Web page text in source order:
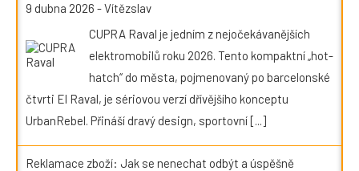
9 dubna 2026 -Vítězslav
CUPRA Raval je jedním z nejočekávanějších
elektromobilů roku 2026. Tento kompaktní „hot-
hatch“ do města, pojmenovaný po barcelonské
čtvrti El Raval, je sériovou verzí dřívějšího konceptu
UrbanRebel. Přináší dravý design, sportovní[...]
Reklamace zboží: Jak se nenechat odbýt a úspěšně